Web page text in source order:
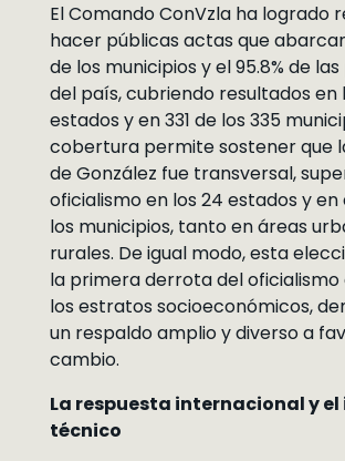
El Comando ConVzla ha logrado
hacer públicas actas que
de los municipios y el 95.8% de
del país, cubriendo resultados en
estados y en 331 de los 335
cobertura permite sostener que
de González fue transversal,
oficialismo en los 24 estados y en
los municipios, tanto en áreas
rurales. De igual modo, esta
la primera derrota del oficialismo
los estratos socioeconómicos,
un respaldo amplio y diverso a
cambio.
La respuesta internacional y
técnico